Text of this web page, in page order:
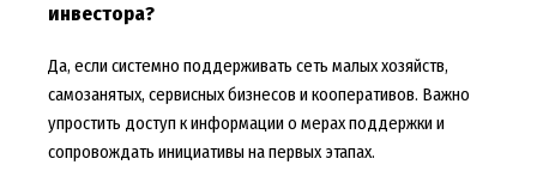
инвестора?
Да, если системно поддерживать сеть малых хозяйств,
самозанятых, сервисных бизнесов и кооперативов. Важно
упростить доступ к информации о мерах поддержки и
сопровождать инициативы на первых этапах.